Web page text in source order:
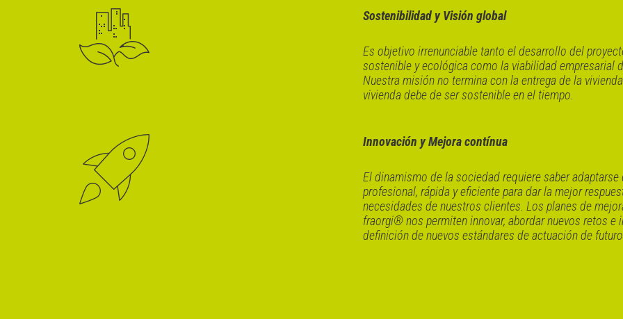
Sostenibilidad y Visión global
Es objetivo irrenunciable tanto el desarrollo del
sostenible y ecológica como la viabilidad empresarial
Nuestra misión no termina con la entrega de la
vivienda debe de ser sostenible en el tiempo.
Innovación y Mejora contínua
El dinamismo de la sociedad requiere saber adaptarse
profesional, rápida y eficiente para dar la mejor
necesidades de nuestros clientes. Los planes de
fraorgi® nos permiten innovar, abordar nuevos retos e
definición de nuevos estándares de actuación de futuro.